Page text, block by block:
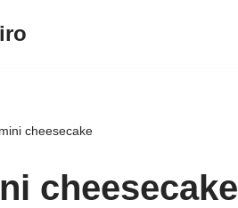
mini cheesecake
cheesecake